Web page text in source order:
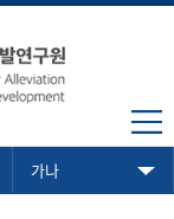
가나